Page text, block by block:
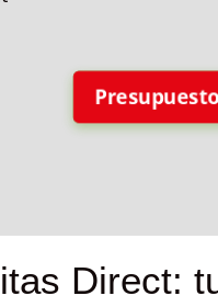
Direct: